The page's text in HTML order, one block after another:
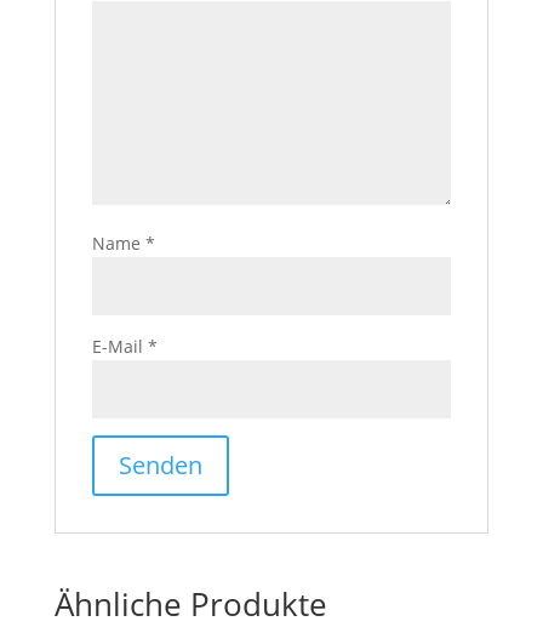
Name *
E-Mail *
Ähnliche Produkte